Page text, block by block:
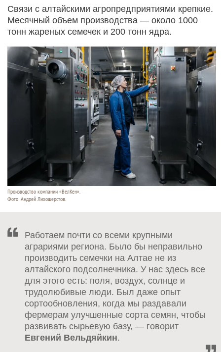
Связи с алтайскими агропредприятиями крепкие.
Месячный объем производства — около 1000
тонн жареных семечек и 200 тонн ядра.
Производство компании «ВелКен».
Фото: Андрей Лихошерстов.
Работаем почти со всеми крупными
аграриями региона. Было бы неправильно
производить семечки на Алтае не из
алтайского подсолнечника. У нас здесь все
для этого есть: поля, воздух, солнце и
трудолюбивые люди. Был даже опыт
сортообновления, когда мы раздавали
фермерам улучшенные сорта семян, чтобы
развивать сырьевую базу, — говорит
Евгений Вельдяйкин.